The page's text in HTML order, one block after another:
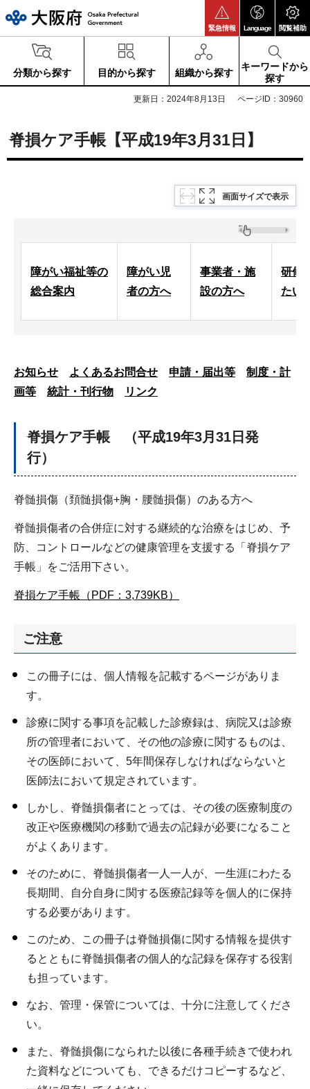
緊急情報 Language 閲覧補助
分類から探す 目的から探す 組織から探す
キーワードから
探す
更新日：2024年8月13日 ページID：30960
脊損ケア手帳【平成19年3月31日】
画面サイズで表示
障がい福祉等の
総合案内
障がい児
者の方へ
事業者・施
設の方へ
研修
たい
お知らせ よくあるお問合せ 申請・届出等
制度・計
画等
統計・刊行物 リンク
脊損ケア手帳 （平成19年3月31日発
行）
脊髄損傷（頚髄損傷+胸・腰髄損傷）のある方へ
脊髄損傷者の合併症に対する継続的な治療をはじめ、予
防、コントロールなどの健康管理を支援する「脊損ケア
手帳」をご活用下さい。
脊損ケア手帳（PDF：3,739KB）
ご注意
この冊子には、個人情報を記載するページがありま
す。
診療に関する事項を記載した診療録は、病院又は診療
所の管理者において、その他の診療に関するものは、
その医師において、5年間保存しなければならないと
医師法において規定されています。
しかし、脊髄損傷者にとっては、その後の医療制度の
改正や医療機関の移動で過去の記録が必要になること
がよくあります。
そのために、脊髄損傷者一人一人が、一生涯にわたる
長期間、自分自身に関する医療記録等を個人的に保持
する必要があります。
このため、この冊子は脊髄損傷に関する情報を提供す
るとともに脊髄損傷者の個人的な記録を保存する役割
も担っています。
なお、管理・保管については、十分に注意してくださ
い。
また、脊髄損傷になられた以後に各種手続きで使われ
た資料などについても、できるだけコピーするなど、